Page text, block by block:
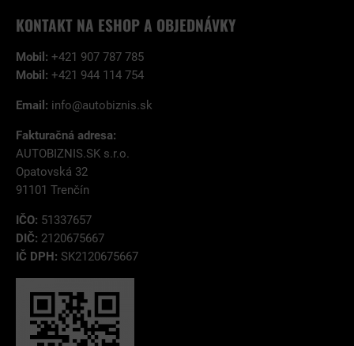
KONTAKT NA ESHOP A OBJEDNÁVKY
Mobil: +421 907 787 785
Mobil: +421 944 114 754
Email: info@autobiznis.sk
Fakturačná adresa:
AUTOBIZNIS.SK s.r.o.
Opatovská 32
91101 Trenčín
IČO: 51337657
DIČ: 2120675667
IČ DPH: SK2120675667